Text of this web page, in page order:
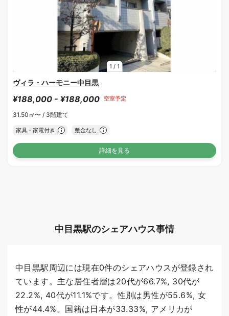
1 / 1
ヴィラ・ハーモニー中目黒
¥188,000 - ¥188,000 空室予定
31.50㎡〜 / 3階建て
家具・家電付き 敷金なし
詳細を見る
中目黒駅のシェアハウス事情
中目黒駅周辺には現在0件のシェアハウスが登録され
ています。主な居住者層は20代が66.7%, 30代が
22.2%, 40代が11.1%です。性別は男性が55.6%, 女
性が44.4%。国籍は日本が33.33%, アメリカが